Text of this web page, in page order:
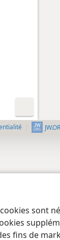
sont
fins de